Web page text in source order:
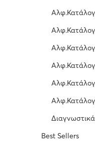
Διαγνωστικά
Best Sellers